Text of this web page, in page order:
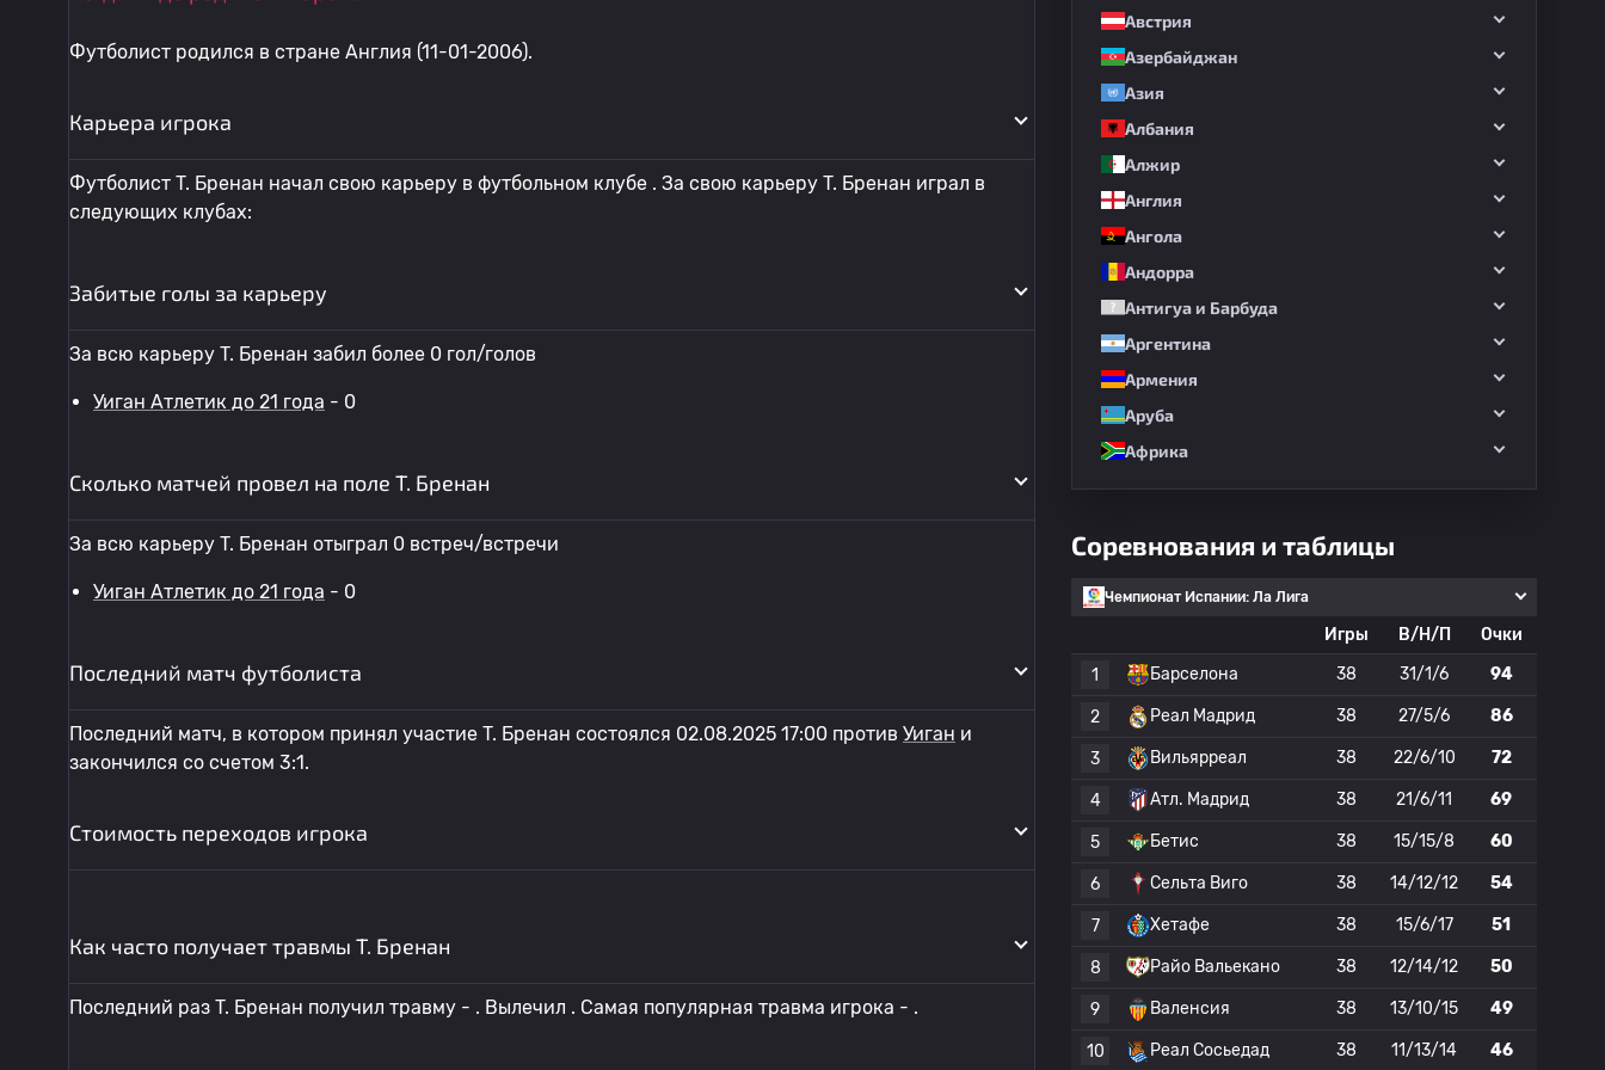
Футболист родился в стране Англия (11-01-2006).
Карьера игрока
Футболист T. Бренан начал свою карьеру в футбольном клубе . За свою карьеру T. Бренан играл в
следующих клубах:
Забитые голы за карьеру
За всю карьеру T. Бренан забил более 0 гол/голов
Уиган Атлетик до 21 года - 0
Сколько матчей провел на поле T. Бренан
За всю карьеру T. Бренан отыграл 0 встреч/встречи
Уиган Атлетик до 21 года - 0
Последний матч футболиста
Последний матч, в котором принял участие T. Бренан состоялся 02.08.2025 17:00 против Уиган и
закончился со счетом 3:1.
Стоимость переходов игрока
Как часто получает травмы T. Бренан
Последний раз T. Бренан получил травму - . Вылечил . Самая популярная травма игрока - .
Австрия
Азербайджан
Азия
Албания
Алжир
Англия
Ангола
Андорра
Антигуа и Барбуда
Аргентина
Армения
Аруба
Африка
Соревнования и таблицы
Чемпионат Испании: Ла Лига
Игры В/Н/П
Очки
1
Барселона 38 31/1/6 94
2 Реал Мадрид 38 27/5/6 86
3 Вильярреал 38 22/6/10 72
4 Атл. Мадрид 38 21/6/11 69
5 Бетис 38 15/15/8 60
6 Сельта Виго 38 14/12/12 54
7 Хетафе 38 15/6/17 51
8 Райо Вальекано 38 12/14/12 50
9 Валенсия 38 13/10/15 49
10 Реал Сосьедад 38 11/13/14 46